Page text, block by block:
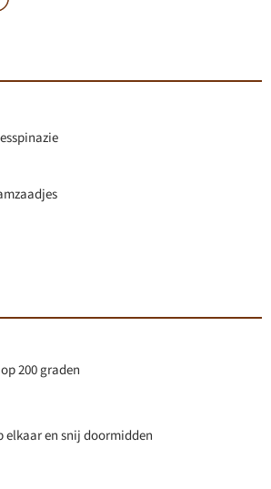
200 graden
elkaar en snij doormidden